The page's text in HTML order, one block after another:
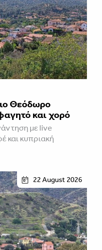
Θεόδωρο
και χορό
με live
και κυπριακή
22 August 2026